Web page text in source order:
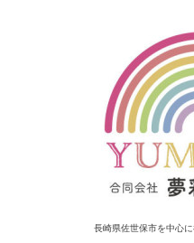
長崎県佐世保市を中心